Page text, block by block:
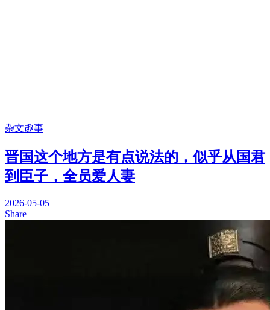
杂文趣事
晋国这个地方是有点说法的，似乎从国君
到臣子，全员爱人妻
2026-05-05
Share